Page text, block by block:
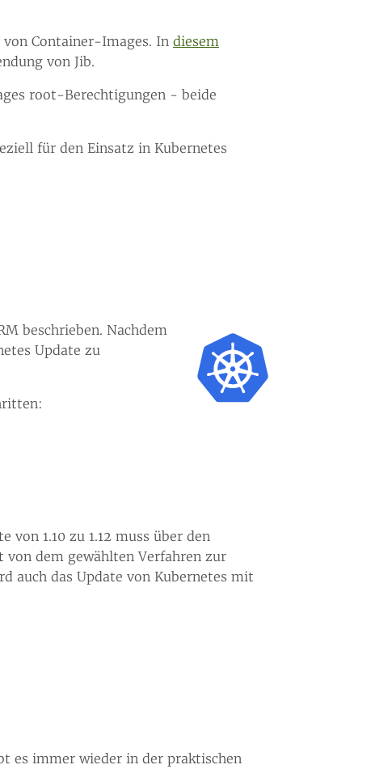
Container-Images. In diesem
von Jib.
root-Berechtigungen - beide
für den Einsatz in Kubernetes
beschrieben. Nachdem
Update zu
von 1.10 zu 1.12 muss über den
von dem gewählten Verfahren zur
auch das Update von Kubernetes mit
es immer wieder in der praktischen